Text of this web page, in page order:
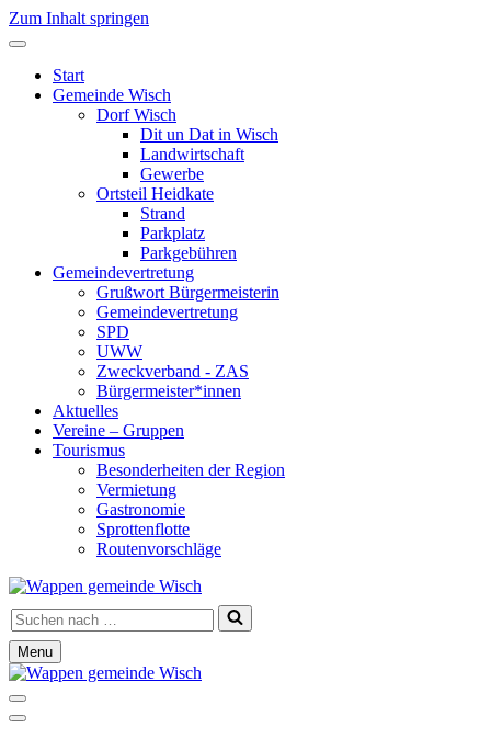
Zum Inhalt springen
Start
Gemeinde Wisch
Dorf Wisch
Dit un Dat in Wisch
Landwirtschaft
Gewerbe
Ortsteil Heidkate
Strand
Parkplatz
Parkgebühren
Gemeindevertretung
Grußwort Bürgermeisterin
Gemeindevertretung
SPD
UWW
Zweckverband - ZAS
Bürgermeister*innen
Aktuelles
Vereine – Gruppen
Tourismus
Besonderheiten der Region
Vermietung
Gastronomie
Sprottenflotte
Routenvorschläge
Suchen
nach …
Menu
Navigationsmenü
Navigationsmenü